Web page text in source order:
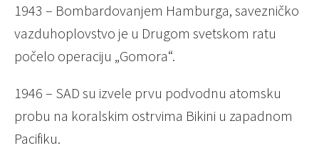
1943 – Bombardovanjem Hamburga, savezničko
vazduhoplovstvo je u Drugom svetskom ratu
počelo operaciju „Gomora“.
1946 – SAD su izvele prvu podvodnu atomsku
probu na koralskim ostrvima Bikini u zapadnom
Pacifiku.